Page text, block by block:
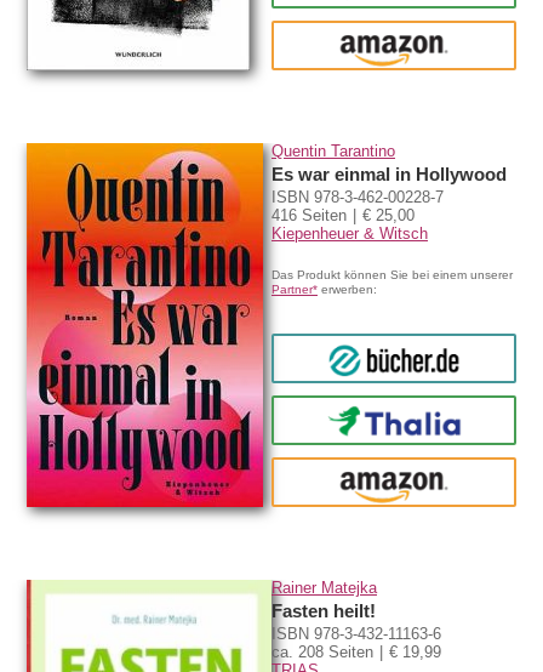
amazon
Quentin Tarantino
Es war einmal in Hollywood
ISBN 978-3-462-00228-7
416 Seiten
€ 25,00
Kiepenheuer & Witsch
Das Produkt können Sie bei einem unserer
Partner* erwerben:
bücher.de
Thalia
amazon
Rainer Matejka
Fasten heilt!
ISBN 978-3-432-11163-6
ca. 208 Seiten
€ 19,99